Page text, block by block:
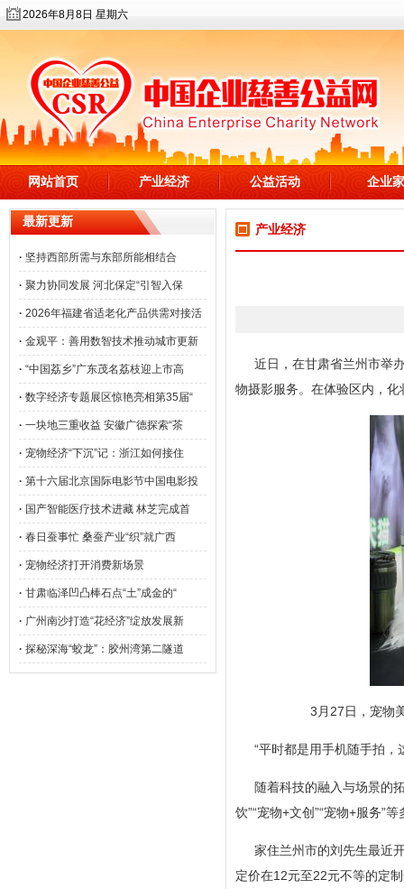
2026年8月8日 星期六
网站首页 产业经济 公益活动 企业家
最新更新
· 坚持西部所需与东部所能相结合
· 聚力协同发展 河北保定“引智入保
· 2026年福建省适老化产品供需对接活
· 金观平：善用数智技术推动城市更新
· “中国荔乡”广东茂名荔枝迎上市高
· 数字经济专题展区惊艳亮相第35届“
· 一块地三重收益 安徽广德探索“茶
· 宠物经济“下沉”记：浙江如何接住
· 第十六届北京国际电影节中国电影投
· 国产智能医疗技术进藏 林芝完成首
· 春日蚕事忙 桑蚕产业“织”就广西
· 宠物经济打开消费新场景
· 甘肃临泽凹凸棒石点“土”成金的“
· 广州南沙打造“花经济”绽放发展新
· 探秘深海“蛟龙”：胶州湾第二隧道
产业经济
近日，在甘肃省兰州市举
物摄影服务。在体验区内，
3月27日，宠物
“平时都是用手机随手拍
随着科技的融入与场景的
饮”“宠物+文创”“宠物+服务”
家住兰州市的刘先生最近
定价在12元至22元不等的定